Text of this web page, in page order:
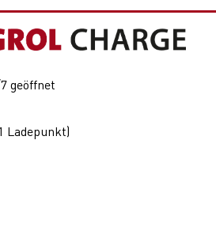
geöffnet
Ladepunkt)